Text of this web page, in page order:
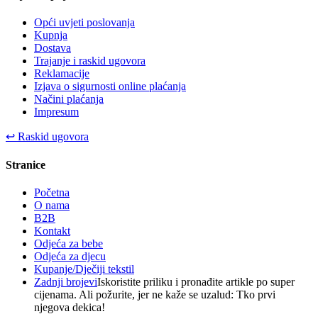
Opći uvjeti poslovanja
Kupnja
Dostava
Trajanje i raskid ugovora
Reklamacije
Izjava o sigurnosti online plaćanja
Načini plaćanja
Impresum
↩ Raskid ugovora
Stranice
Početna
O nama
B2B
Kontakt
Odjeća za bebe
Odjeća za djecu
Kupanje/Dječiji tekstil
Zadnji brojeviIskoristite priliku i pronađite artikle po super
cijenama. Ali požurite, jer ne kaže se uzalud: Tko prvi
njegova dekica!